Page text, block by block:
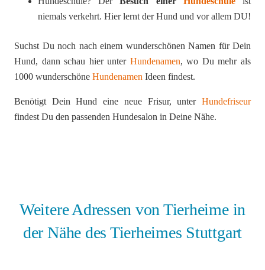
niemals verkehrt. Hier lernt der Hund und vor allem DU!
Suchst Du noch nach einem wunderschönen Namen für Dein
Hund, dann schau hier unter Hundenamen, wo Du mehr als
1000 wunderschöne Hundenamen Ideen findest.
Benötigt Dein Hund eine neue Frisur, unter Hundefriseur
findest Du den passenden Hundesalon in Deine Nähe.
Weitere Adressen von Tierheime in
der Nähe des Tierheimes Stuttgart